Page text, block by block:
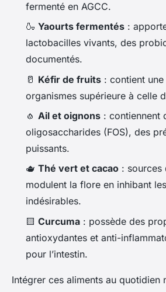
fermenté en AGCC.
🍶 Yaourts fermentés :
lactobacilles vivants, des
documentés.
🥛 Kéfir de fruits : contient
organismes supérieure à celle
🧄 Ail et oignons : contiennent
oligosaccharides (FOS), des
puissants.
🫖 Thé vert et cacao : sources
modulent la flore en inhibant
indésirables.
🟨 Curcuma : possède des
antioxydantes et anti-
pour l’intestin.
Intégrer ces aliments au quotidien